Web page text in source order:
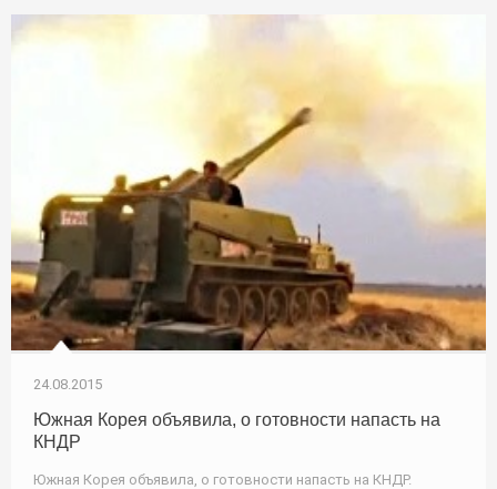
24.08.2015
Южная Корея объявила, о готовности напасть на
КНДР
Южная Корея объявила, о готовности напасть на КНДР.